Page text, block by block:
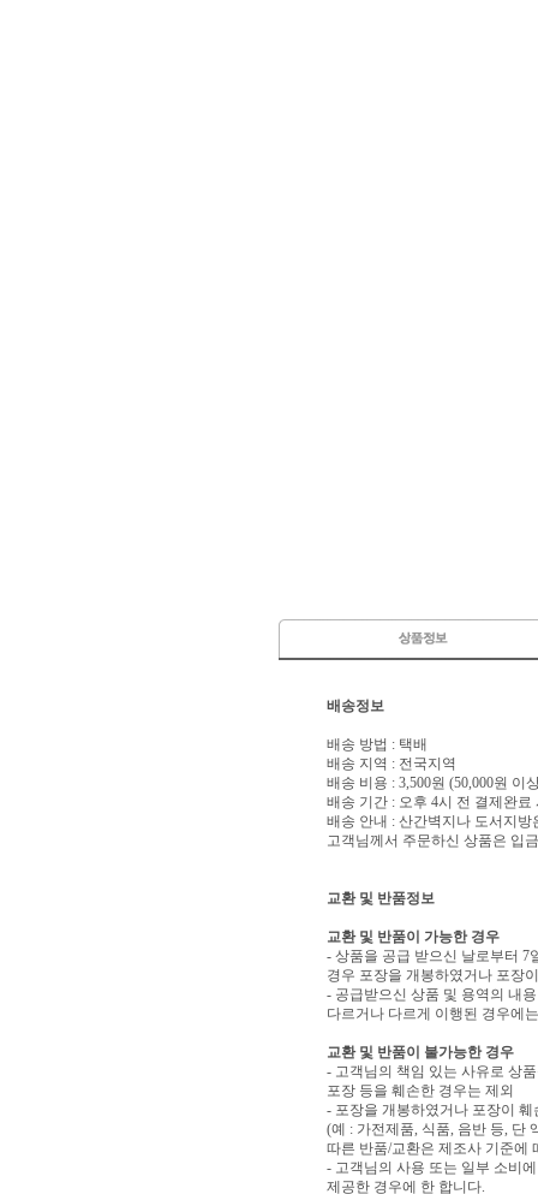
배송정보
배송 방법 : 택배
배송 지역 : 전국지역
배송 비용 : 3,500원 (50,000원 이
배송 기간 : 오후 4시 전 결제완료
배송 안내 : 산간벽지나 도서지
고객님께서 주문하신 상품은 입
교환 및 반품정보
교환 및 반품이 가능한 경우
- 상품을 공급 받으신 날로부터 7
경우 포장을 개봉하였거나 포장
- 공급받으신 상품 및 용역의 내
다르거나 다르게 이행된 경우에
교환 및 반품이 불가능한 경우
- 고객님의 책임 있는 사유로 상
포장 등을 훼손한 경우는 제외
- 포장을 개봉하였거나 포장이
(예 : 가전제품, 식품, 음반 등, 단
따른 반품/교환은 제조사 기준에
- 고객님의 사용 또는 일부 소비
제공한 경우에 한 합니다.